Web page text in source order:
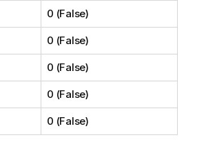
0 (False)
0 (False)
0 (False)
0 (False)
0 (False)